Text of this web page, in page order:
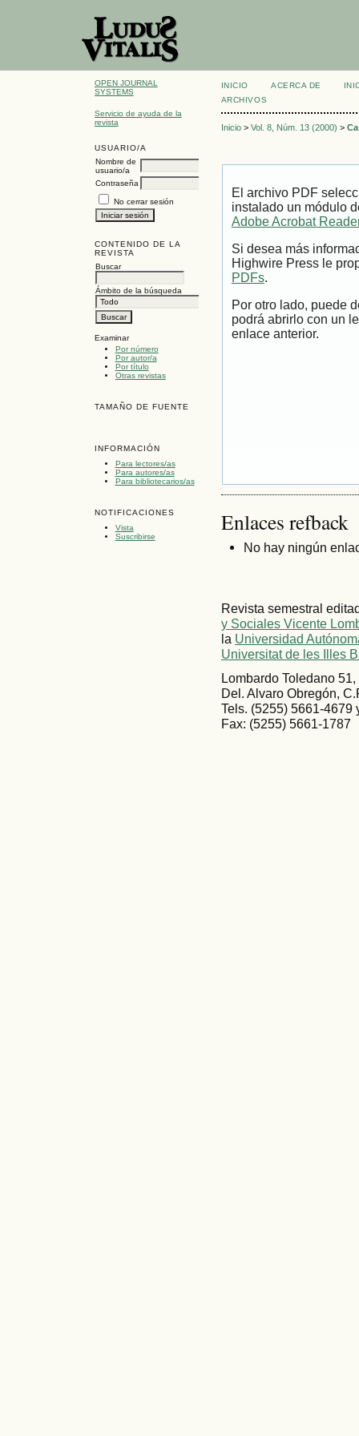
OPEN JOURNAL
SYSTEMS
Servicio de ayuda de la
revista
USUARIO/A
Nombre de
usuario/a
Contraseña
No cerrar sesión
CONTENIDO DE LA
REVISTA
Buscar
Ámbito de la búsqueda
Examinar
Por número
Por autor/a
Por título
Otras revistas
TAMAÑO DE FUENTE
INFORMACIÓN
Para lectores/as
Para autores/as
Para bibliotecarios/as
NOTIFICACIONES
Vista
Suscribirse
INICIO ACERCA DE
ARCHIVOS
Inicio> Vol. 8, Núm. 13 (2000) >
El archivo PDF
instalado un módulo
Adobe Acrobat
Si desea más
Highwire Press le
PDFs.
Por otro lado, puede
podrá abrirlo con un
enlace anterior.
Enlaces refback
No hay ningún
Revista semestral
y Sociales Vicente
la Universidad
Universitat de les Illes
Lombardo Toledano
Del. Alvaro Obregón,
Tels. (5255) 5661-4679
Fax: (5255) 5661-1787